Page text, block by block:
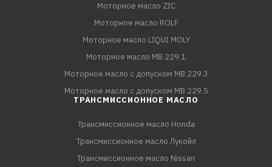
Моторное масло ZIC
Моторное масло ROLF
Моторное масло LIQUI MOLY
Моторное масло MB 229.1
Моторное масло с допуском MB 229.3
Моторное масло с допуском MB 229.5
ТРАНСМИССИОННОЕ МАСЛО
Трансмиссионное масло Honda
Трансмиссионное масло Лукойл
Трансмиссионное масло Nissan